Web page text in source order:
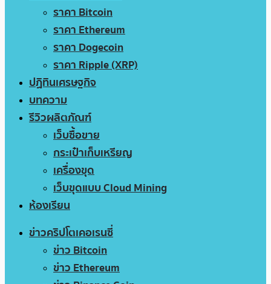
ราคา Bitcoin
ราคา Ethereum
ราคา Dogecoin
ราคา Ripple (XRP)
ปฏิทินเศรษฐกิจ
บทความ
รีวิวผลิตภัณฑ์
เว็บซื้อขาย
กระเป๋าเก็บเหรียญ
เครื่องขุด
เว็บขุดแบบ Cloud Mining
ห้องเรียน
ข่าวคริปโตเคอเรนซี่
ข่าว Bitcoin
ข่าว Ethereum